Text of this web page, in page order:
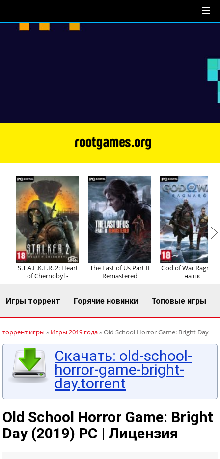
Регистрация Вход
S.T.A.L.K.E.R. 2: Heart
of Chernobyl -
The Last of Us Part II
Remastered
God of War
на пк
Игры торрент Горячие новинки Топовые игры
торрент игры » Игры 2019 года» Old School Horror Game: Bright Day
Скачать: old-school-
horror-game-bright-
day.torrent
Old School Horror Game: Bright
Day (2019) PC | Лицензия